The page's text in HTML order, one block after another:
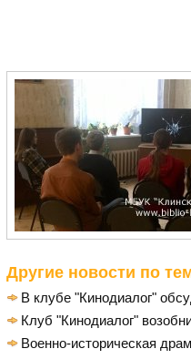
Другие новости по
В клубе "Кинодиалог"
Клуб "Кинодиалог"
Военно-историческая